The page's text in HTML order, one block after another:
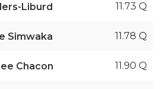
Liburd 11.73 Q
Simwaka 11.78 Q
Chacon 11.90 Q